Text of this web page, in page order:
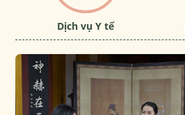
Dịch vụ Y tế